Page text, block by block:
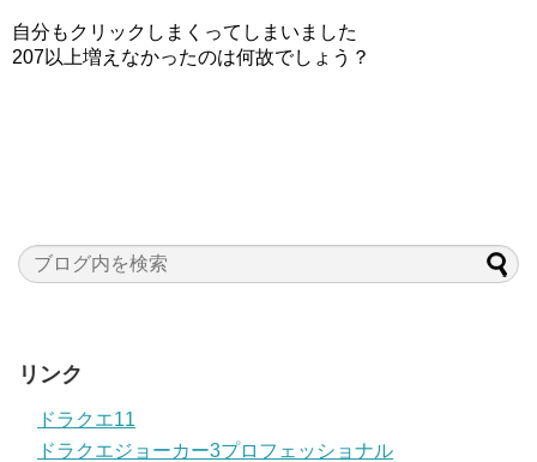
自分もクリックしまくってしまいました
207以上増えなかったのは何故でしょう？
リンク
ドラクエ11
ドラクエジョーカー3プロフェッショナル